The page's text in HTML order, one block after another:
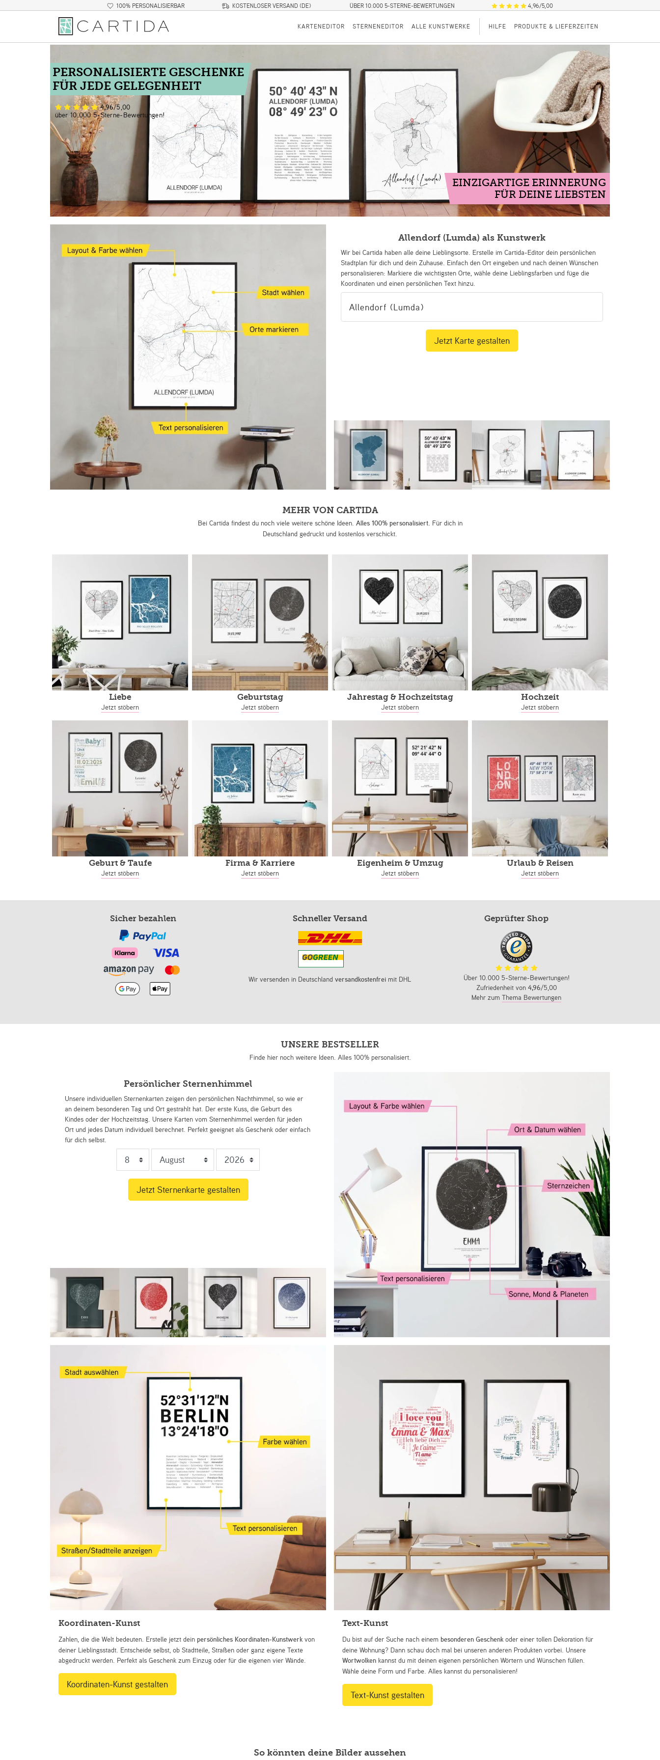
100% PERSONALISIERBAR KOSTENLOSER VERSAND (DE) ÜBER 10.000 5-STERNE-BEWERTUNGEN 4,96/5,00
KARTENEDITOR STERNENEDITOR ALLE KUNSTWERKE HILFE PRODUKTE & LIEFERZEITEN
PERSONALISIERTE GESCHENKE
FÜR JEDE GELEGENHEIT
4,96/5,00
über 10.000 5-Sterne-Bewertungen!
EINZIGARTIGE ERINNERUNG
FÜR DEINE LIEBSTEN
Allendorf (Lumda) als Kunstwerk
Wir bei Cartida haben alle deine Lieblingsorte. Erstelle im Cartida-Editor dein persönlichen
Stadtplan für dich und dein Zuhause. Einfach den Ort eingeben und nach deinen Wünschen
personalisieren: Markiere die wichtigsten Orte, wähle deine Lieblingsfarben und füge die
Koordinaten und einen persönlichen Text hinzu.
Jetzt Karte gestalten
MEHR VON CARTIDA
Bei Cartida findest du noch viele weitere schöne Ideen. Alles 100% personalisiert. Für dich in
Deutschland gedruckt und kostenlos verschickt.
Liebe
Jetzt stöbern
Geburtstag
Jetzt stöbern
Jahrestag& Hochzeitstag
Jetzt stöbern
Hochzeit
Jetzt stöbern
Geburt & Taufe
Jetzt stöbern
Firma & Karriere
Jetzt stöbern
Eigenheim& Umzug
Jetzt stöbern
Urlaub & Reisen
Jetzt stöbern
Sicher bezahlen Schneller Versand
Wir versenden in Deutschlandversandkostenfrei mit DHL
Geprüfter Shop
Über 10.000 5-Sterne-Bewertungen!
Zufriedenheit von 4,96/5,00
Mehr zumThema Bewertungen
UNSERE BESTSELLER
Finde hier noch weitere Ideen. Alles 100% personalisiert.
Persönlicher Sternenhimmel
Unsere individuellen Sternenkarten zeigen den persönlichen Nachthimmel, so wie er
an deinem besonderen Tag und Ort gestrahlt hat. Der erste Kuss, die Geburt des
Kindes oder der Hochzeitstag. Unsere Karten vom Sternenhimmel werden für jeden
Ort und jedes Datum individuell berechnet. Perfekt geeignet als Geschenk oder einfach
für dich selbst.
Koordinaten-Kunst
Zahlen, die die Welt bedeuten. Erstelle jetzt dein persönliches Koordinaten-Kunstwerk von
deiner Lieblingsstadt. Entscheide selbst, ob Stadtteile, Straßen oder ganz eigene Texte
abgedruckt werden. Perfekt als Geschenk zum Einzug oder für die eigenen vier Wände.
Koordinaten-Kunst gestalten
Text-Kunst
Du bist auf der Suche nach einem besonderen Geschenk oder einer tollen Dekoration für
deine Wohnung? Dann schau doch mal bei unseren anderen Produkten vorbei. Unsere
Wortwolken kannst du mit deinen eigenen persönlichen Wörtern und Wünschen füllen.
Wähle deine Form und Farbe. Alles kannst du personalisieren!
Text-Kunst gestalten
So könnten deine Bilder aussehen